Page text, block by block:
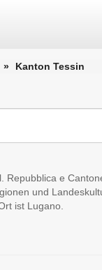
Kanton Tessin
Repubblica e
und
ist Lugano.